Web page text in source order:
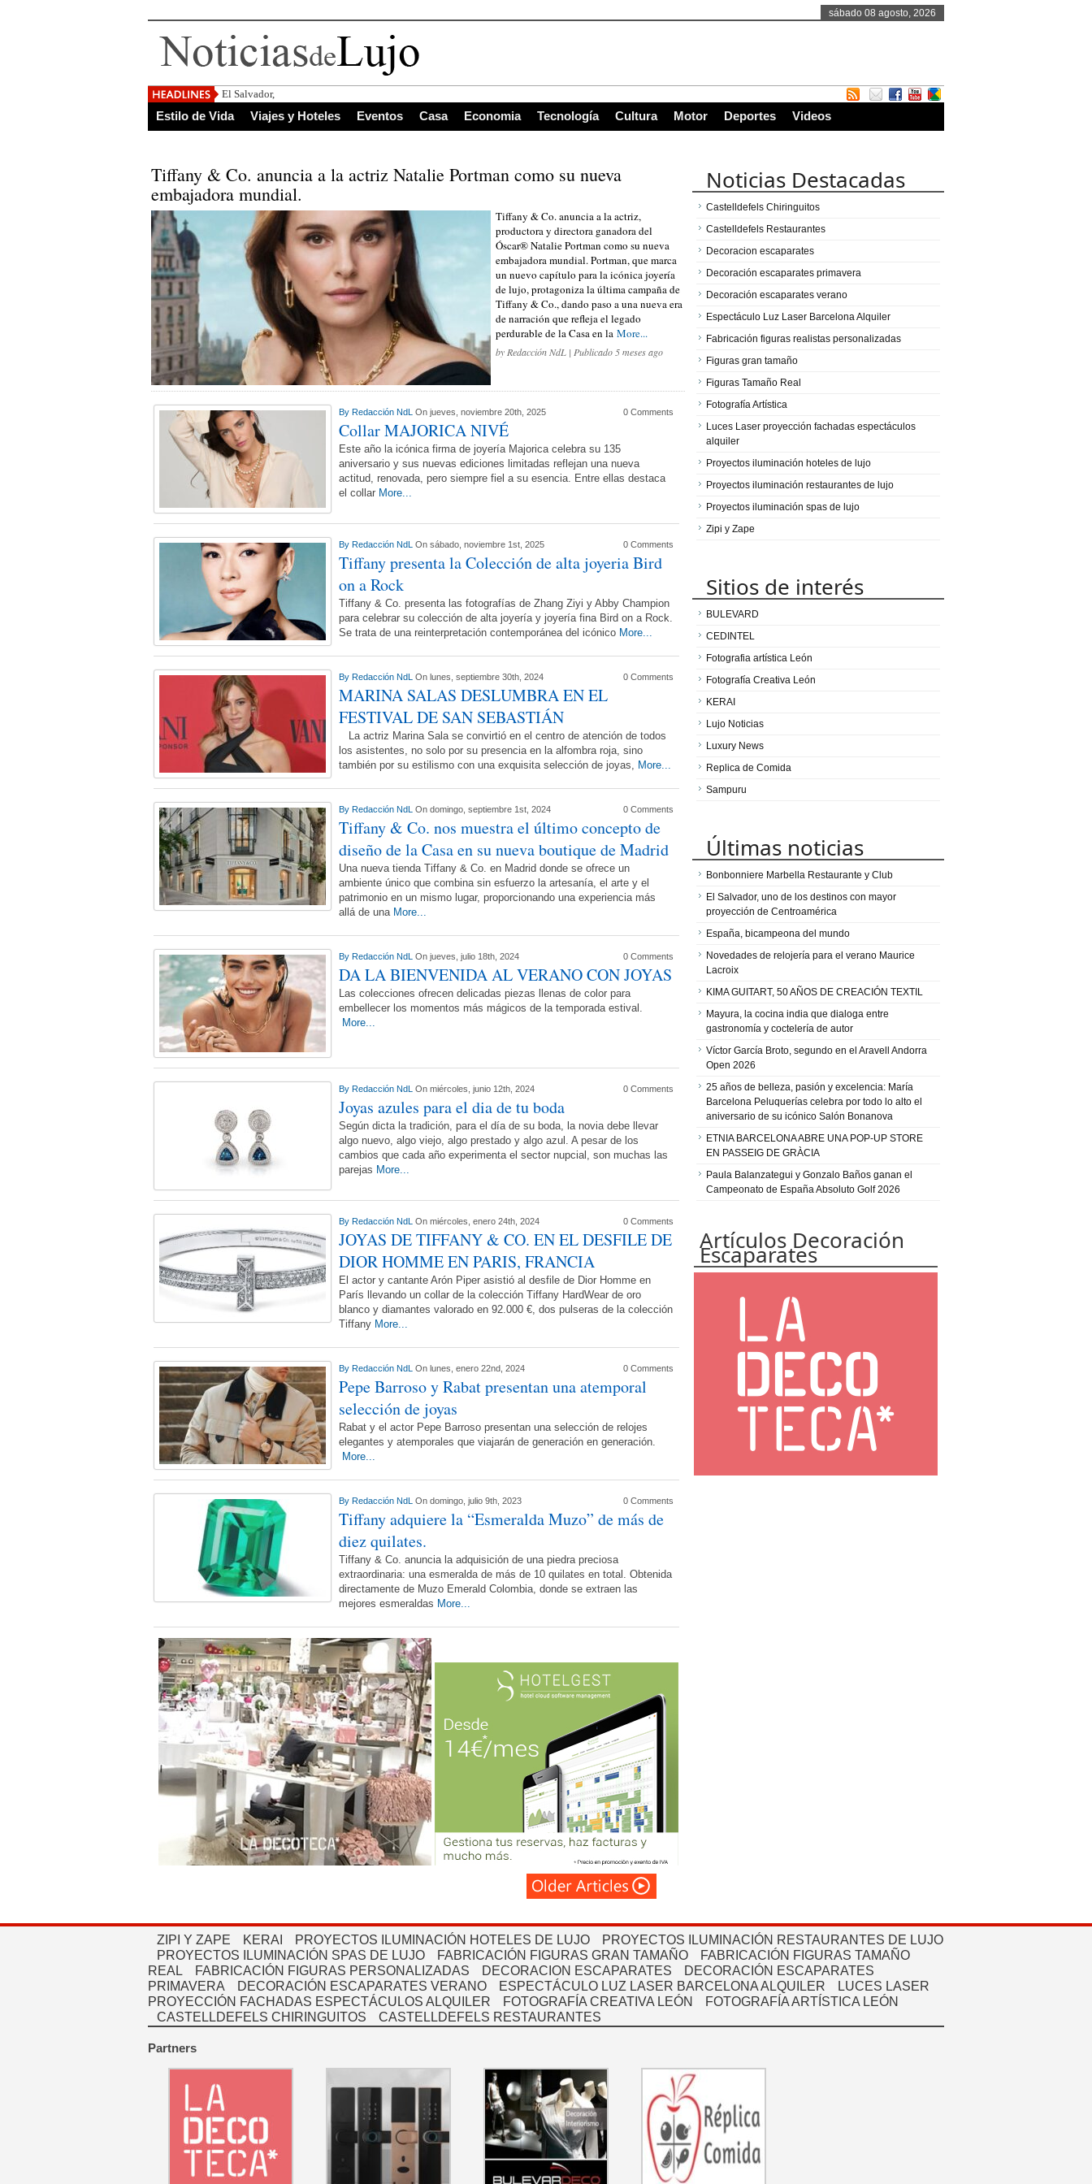
sábado 08 agosto, 2026
El Salvador, uno de los destinos con m
Estilo de Vida Viajes y Hoteles Eventos Casa Economia Tecnología Cultura Motor Deportes Videos
Tiffany & Co. anuncia a la actriz Natalie Portman como su nueva
embajadora mundial.
Tiffany & Co. anuncia a la actriz,
productora y directora ganadora del
Óscar® Natalie Portman como su nueva
embajadora mundial. Portman, que marca
un nuevo capítulo para la icónica joyería
de lujo, protagoniza la última campaña de
Tiffany & Co., dando paso a una nueva era
de narración que refleja el legado
perdurable de la Casa en la More...
by Redacción NdL | Publicado 5 meses ago
By Redacción NdL On jueves, noviembre 20th, 2025 0 Comments
Collar MAJORICA NIVÉ
Este año la icónica firma de joyería Majorica celebra su 135
aniversario y sus nuevas ediciones limitadas reflejan una nueva
actitud, renovada, pero siempre fiel a su esencia. Entre ellas destaca
el collar More...
By Redacción NdL On sábado, noviembre 1st, 2025 0 Comments
Tiffany presenta la Colección de alta joyeria Bird
on a Rock
Tiffany & Co. presenta las fotografías de Zhang Ziyi y Abby Champion
para celebrar su colección de alta joyería y joyería fina Bird on a Rock.
Se trata de una reinterpretación contemporánea del icónico More...
By Redacción NdL On lunes, septiembre 30th, 2024 0 Comments
MARINA SALAS DESLUMBRA EN EL
FESTIVAL DE SAN SEBASTIÁN
La actriz Marina Sala se convirtió en el centro de atención de todos
los asistentes, no solo por su presencia en la alfombra roja, sino
también por su estilismo con una exquisita selección de joyas, More...
By Redacción NdL On domingo, septiembre 1st, 2024 0 Comments
Tiffany & Co. nos muestra el último concepto de
diseño de la Casa en su nueva boutique de Madrid
Una nueva tienda Tiffany & Co. en Madrid donde se ofrece un
ambiente único que combina sin esfuerzo la artesanía, el arte y el
patrimonio en un mismo lugar, proporcionando una experiencia más
allá de una More...
By Redacción NdL On jueves, julio 18th, 2024 0 Comments
DA LA BIENVENIDA AL VERANO CON JOYAS
Las colecciones ofrecen delicadas piezas llenas de color para
embellecer los momentos más mágicos de la temporada estival.
More...
By Redacción NdL On miércoles, junio 12th, 2024 0 Comments
Joyas azules para el dia de tu boda
Según dicta la tradición, para el día de su boda, la novia debe llevar
algo nuevo, algo viejo, algo prestado y algo azul. A pesar de los
cambios que cada año experimenta el sector nupcial, son muchas las
parejas More...
By Redacción NdL On miércoles, enero 24th, 2024 0 Comments
JOYAS DE TIFFANY & CO. EN EL DESFILE DE
DIOR HOMME EN PARIS, FRANCIA
El actor y cantante Arón Piper asistió al desfile de Dior Homme en
París llevando un collar de la colección Tiffany HardWear de oro
blanco y diamantes valorado en 92.000 €, dos pulseras de la colección
Tiffany More...
By Redacción NdL On lunes, enero 22nd, 2024 0 Comments
Pepe Barroso y Rabat presentan una atemporal
selección de joyas
Rabat y el actor Pepe Barroso presentan una selección de relojes
elegantes y atemporales que viajarán de generación en generación.
More...
By Redacción NdL On domingo, julio 9th, 2023 0 Comments
Tiffany adquiere la “Esmeralda Muzo” de más de
diez quilates.
Tiffany & Co. anuncia la adquisición de una piedra preciosa
extraordinaria: una esmeralda de más de 10 quilates en total. Obtenida
directamente de Muzo Emerald Colombia, donde se extraen las
mejores esmeraldas More...
Noticias Destacadas
Castelldefels Chiringuitos
Castelldefels Restaurantes
Decoracion escaparates
Decoración escaparates primavera
Decoración escaparates verano
Espectáculo Luz Laser Barcelona Alquiler
Fabricación figuras realistas personalizadas
Figuras gran tamaño
Figuras Tamaño Real
Fotografía Artística
Luces Laser proyección fachadas espectáculos
alquiler
Proyectos iluminación hoteles de lujo
Proyectos iluminación restaurantes de lujo
Proyectos iluminación spas de lujo
Zipi y Zape
Sitios de interés
BULEVARD
CEDINTEL
Fotografia artística León
Fotografía Creativa León
KERAI
Lujo Noticias
Luxury News
Replica de Comida
Sampuru
Últimas noticias
Bonbonniere Marbella Restaurante y Club
El Salvador, uno de los destinos con mayor
proyección de Centroamérica
España, bicampeona del mundo
Novedades de relojería para el verano Maurice
Lacroix
KIMA GUITART, 50 AÑOS DE CREACIÓN TEXTIL
Mayura, la cocina india que dialoga entre
gastronomía y coctelería de autor
Víctor García Broto, segundo en el Aravell Andorra
Open 2026
25 años de belleza, pasión y excelencia: María
Barcelona Peluquerías celebra por todo lo alto el
aniversario de su icónico Salón Bonanova
ETNIA BARCELONA ABRE UNA POP-UP STORE
EN PASSEIG DE GRÀCIA
Paula Balanzategui y Gonzalo Baños ganan el
Campeonato de España Absoluto Golf 2026
Artículos Decoración
Escaparates
ZIPI Y ZAPE KERAI PROYECTOS ILUMINACIÓN HOTELES DE LUJO
PROYECTOS ILUMINACIÓN RESTAURANTES DE LUJO
PROYECTOS ILUMINACIÓN SPAS DE LUJO
FABRICACIÓN FIGURAS GRAN TAMAÑO
FABRICACIÓN FIGURAS TAMAÑO
REAL
FABRICACIÓN FIGURAS PERSONALIZADAS DECORACION ESCAPARATES
DECORACIÓN ESCAPARATES
PRIMAVERA
DECORACIÓN ESCAPARATES VERANO ESPECTÁCULO LUZ LASER BARCELONA ALQUILER
LUCES LASER
PROYECCIÓN FACHADAS ESPECTÁCULOS ALQUILER
FOTOGRAFÍA CREATIVA LEÓN
FOTOGRAFÍA ARTÍSTICA LEÓN
CASTELLDEFELS CHIRINGUITOS
CASTELLDEFELS RESTAURANTES
Partners